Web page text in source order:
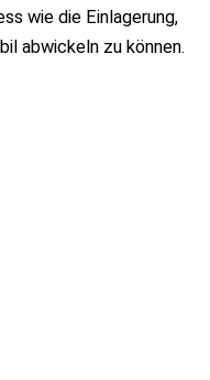
wie die Einlagerung,
abwickeln zu können.